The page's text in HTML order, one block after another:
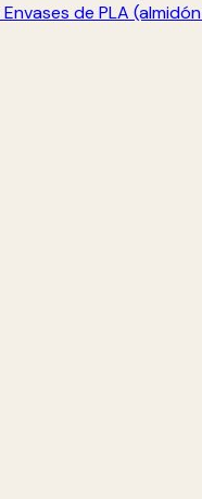
Envases de PLA